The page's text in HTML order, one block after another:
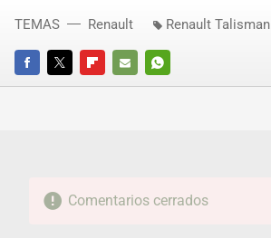
FACEBOOKTWITTERFLIPBOARD
E-
WHATSAPP
TEMAS Renault Renault Talisman
Comentarios cerrados